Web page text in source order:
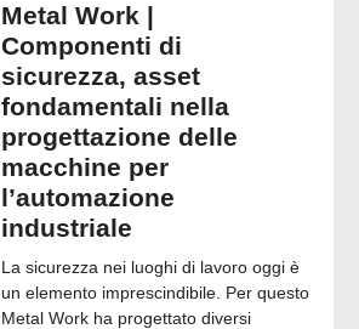
Metal Work |
Componenti di
sicurezza, asset
fondamentali nella
progettazione delle
macchine per
l’automazione
industriale
La sicurezza nei luoghi di lavoro oggi è
un elemento imprescindibile. Per questo
Metal Work ha progettato diversi